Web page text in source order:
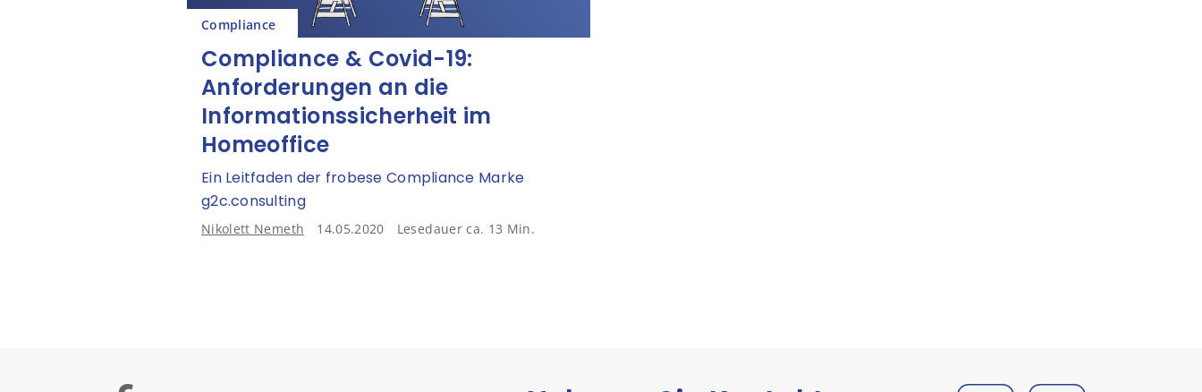
Compliance
Compliance & Covid-19:
Anforderungen an die
Informationssicherheit im
Homeoffice
Ein Leitfaden der frobese Compliance Marke
g2c.consulting
Nikolett Nemeth 14.05.2020 Lesedauer ca. 13 Min.